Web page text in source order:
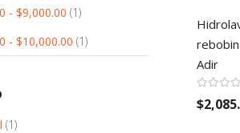
Adir
- $9,000.00 1
item
- $10,000.00 1
item
1
item